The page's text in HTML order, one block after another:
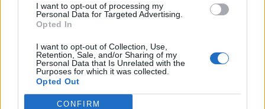
I want to opt-out of processing my
Personal Data for Targeted Advertising.
Opted In
I want to opt-out of Collection, Use,
Retention, Sale, and/or Sharing of my
Personal Data that Is Unrelated with the
Purposes for which it was collected.
Opted Out
CONFIRM